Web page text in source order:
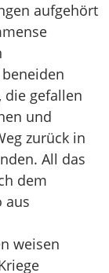
aufgehört
die gefallen
und
zurück in
All das
dem
aus
weisen